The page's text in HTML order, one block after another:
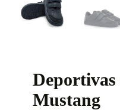
Deportivas
Mustang